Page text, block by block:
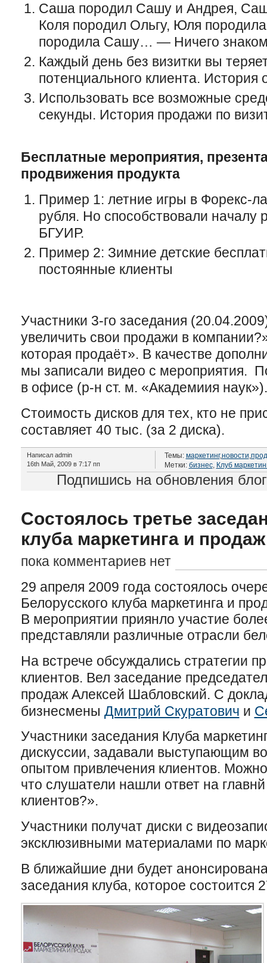
Саша породил Сашу и Андрея,
Коля породил Ольгу, Юля
породила Сашу… — Ничего
Каждый день без визитки вы
потенциального клиента. История
Использовать все возможные
секунды. История продажи по
Бесплатные мероприятия,
продвижения продукта
Пример 1: летние игры в Форекс-
рубля. Но способствовали
БГУИР.
Пример 2: Зимние детские
постоянные клиенты
Участники 3-го заседания
увеличить свои продажи в
которая продаёт». В качестве
мы записали видео с мероприятия.
в офисе (р-н ст. м. «Академиия
Стоимость дисков для тех, кто не
составляет 40 тыс. (за 2 диска).
Написал admin
16th Май, 2009 в 7:17 пп
Темы: маркетинг,новости,
Метки: бизнес, Клуб
Подпишись на обновления
Состоялось третье
клуба маркетинга и продаж
пока комментариев нет
29 апреля 2009 года состоялось
Белорусского клуба маркетинга и
В мероприятии приянло участие
представляли различные отрасли
На встрече обсуждались стратегии
клиентов. Вел заседание
продаж Алексей Шабловский. С
бизнесмены Дмитрий Скуратович и
Участники заседания Клуба
дискуссии, задавали выступающим
опытом привлечения клиентов.
что слушатели нашли ответ на
клиентов?».
Участники получат диски с
эксклюзивными материалами по
В ближайшие дни будет
заседания клуба, которое состоится